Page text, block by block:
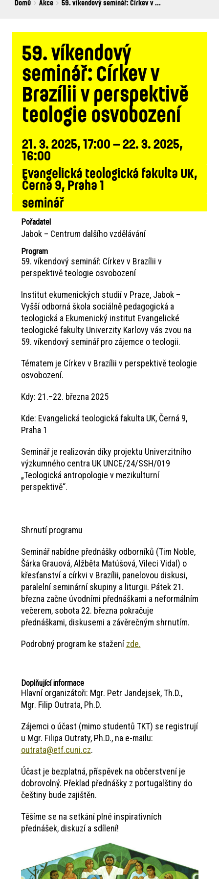
Breadcrumbs
You
Domů Akce 59. víkendový seminář: Církev v ...
59. víkendový
seminář: Církev v
Brazílii v perspektivě
teologie osvobození
21. 3. 2025, 17:00 – 22. 3. 2025,
16:00
Evangelická teologická fakulta UK,
Černá 9, Praha 1
seminář
Pořadatel
Jabok – Centrum dalšího vzdělávání
Program
59. víkendový seminář: Církev v Brazílii v
perspektivě teologie osvobození
Institut ekumenických studií v Praze, Jabok –
Vyšší odborná škola sociálně pedagogická a
teologická a Ekumenický institut Evangelické
teologické fakulty Univerzity Karlovy vás zvou na
59. víkendový seminář pro zájemce o teologii.
Tématem je Církev v Brazílii v perspektivě teologie
osvobození.
Kdy: 21.–22. března 2025
Kde: Evangelická teologická fakulta UK, Černá 9,
Praha 1
Seminář je realizován díky projektu Univerzitního
výzkumného centra UK UNCE/24/SSH/019
„Teologická antropologie v mezikulturní
perspektivě“.
Shrnutí programu
Seminář nabídne přednášky odborníků (Tim Noble,
Šárka Grauová, Alžběta Matúšová, Vileci Vidal) o
křesťanství a církvi v Brazílii, panelovou diskusi,
paralelní seminární skupiny a liturgii. Pátek 21.
března začne úvodními přednáškami a neformálním
večerem, sobota 22. března pokračuje
přednáškami, diskusemi a závěrečným shrnutím.
Podrobný program ke staženízde.
Doplňující informace
Hlavní organizátoři: Mgr. Petr Jandejsek, Th.D.,
Mgr. Filip Outrata, Ph.D.
Zájemci o účast (mimo studentů TKT) se registrují
u Mgr. Filipa Outraty, Ph.D., na e-mailu:
outrata@etf.cuni.cz.
Účast je bezplatná, příspěvek na občerstvení je
dobrovolný. Překlad přednášky z portugalštiny do
češtiny bude zajištěn.
Těšíme se na setkání plné inspirativních
přednášek, diskuzí a sdílení!